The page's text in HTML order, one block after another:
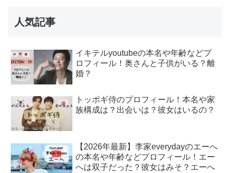
人気記事
イキテルyoutubeの本名や年齢などプ
ロフィール！奥さんと子供がいる？離
婚？
トッポギ侍のプロフィール！本名や家
族構成は？出会いは？彼女はいるの？
【2026年最新】李家everydayのエーへ
の本名や年齢などプロフィール！エー
へは双子だった？彼女はみそ？エーへ